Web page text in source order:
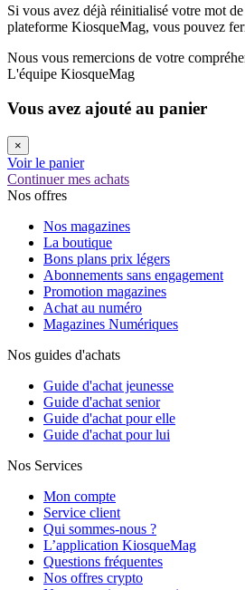
Si vous avez déjà réinitialisé votre mot
plateforme KiosqueMag, vous pouvez
Nous vous remercions de votre
L'équipe KiosqueMag
Vous avez ajouté au panier
×
Voir le panier
Continuer mes achats
Nos offres
Nos magazines
La boutique
Bons plans prix légers
Abonnements sans engagement
Promotion magazines
Achat au numéro
Magazines Numériques
Nos guides d'achats
Guide d'achat jeunesse
Guide d'achat senior
Guide d'achat pour elle
Guide d'achat pour lui
Nos Services
Mon compte
Service client
Qui sommes-nous ?
L’application KiosqueMag
Questions fréquentes
Nos offres crypto